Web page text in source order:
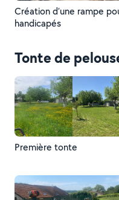
Création d’une rampe
handicapés
Tonte de
Première tonte